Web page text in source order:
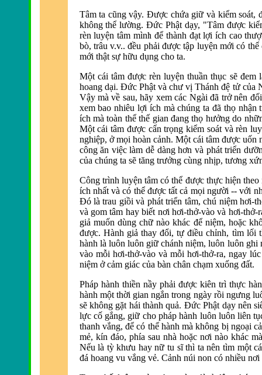
Tâm ta cũng vậy. Ðược chứa giữ và kiểm soát,
không thể lường. Ðức Phật dạy, "Tâm được
rèn luyện tâm mình để thành đạt lợi ích cao
bò, trâu v.v.. đều phải được tập luyện mới có thể
mới thật sự hữu dụng cho ta.
Một cái tâm được rènluyện thuần thục sẽ đem
hoang dại. Ðức Phật và chư vị Thánh đệ tử của
Vậy mà về sau, hãy xem các Ngài đã trở nên
xem bao nhiêu lợi ích mà chúng ta đã thọ
ích mà toàn thể thế gian đang thọ hưởng do
Một cái tâm được cẩn trọng kiểm soát và rèn
nghiệp, ở mọi hoàn cảnh. Một cái tâm được uốn
công ăn việc làm dễ dàng hơn và phát triển
của chúng ta sẽ tăng trưởng cùng nhịp, tương
Công trình luyện tâm có thể được thực hiện
ích nhất và có thể được tất cả mọi người -- với
Ðó là trau giồi và phát triển tâm, chú niệm hơi-
và gom tâm hay biết nơi hơi-thở-vào và hơi-
giả muốn dùng chữ nào khác để niệm, hoặc
được. Hành giả thay đổi, tự điều chỉnh, tìm lối
hành là luôn luôn giữ chánh niệm, luôn luôn ghi
vào mỗi hơi-thở-vào và mỗi hơi-thở-ra, ngay
niệm ở cảm giác của bàn chân chạm xuống đất.
Pháp hành thiền nầy phải được kiên trì thực
hành một thời gian ngắn trong ngày rồi ngưng
sẽ không gặt hái thành quả. Ðức Phật dạy nên
lực cố gắng, giữ cho pháp hành luôn luôn liên
thanh vắng, để có thể hành mà không bị ngoại
mẻ, kín đáo, phía sau nhà hoặc nơi nào khác
Nếu là tỳ khưu hay nữ tu sĩ thì ta nên tìm một
đá hoang vu vắng vẻ. Cảnh núi non có nhiều